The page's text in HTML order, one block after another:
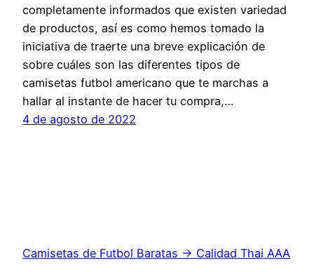
completamente informados que existen variedad
de productos, así es como hemos tomado la
iniciativa de traerte una breve explicación de
sobre cuáles son las diferentes tipos de
camisetas futbol americano que te marchas a
hallar al instante de hacer tu compra,…
4 de agosto de 2022
Camisetas de Futbol Baratas → Calidad Thai AAA